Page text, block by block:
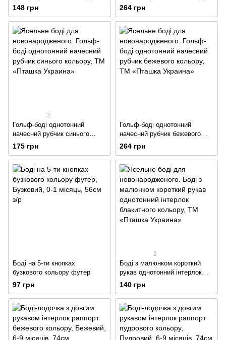
148 грн 264 грн
3
Гольф-боді однотонний
начесний рубчик синього
кольору
175 грн
Гольф-боді однотонний
начесний рубчик бежевого
кольору
264 грн
Боді на 5-ти кнопках
бузкового кольору футер
97 грн
2
Боді з малюнком короткий
рукав однотонний інтерлок
блакитного кольору
140 грн